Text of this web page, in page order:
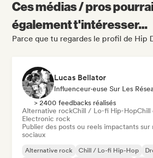
Ces médias / pros
également t'intéresser...
Parce que tu regardes le profil de Hip
Lucas Bellator
Influenceur·euse Sur Les
> 2400 feedbacks réalisés
Alternative rockChill / Lo-fi Hip-HopChill
Electronic rock
Publier des posts ou reels impactants sur
sociaux
Alternative rock Chill / Lo-fi Hip-Hop